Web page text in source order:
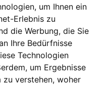
um Ihnen ein
Erlebnis zu
die Werbung, die Sie
Ihre Bedürfnisse
Technologien
um Ergebnisse
zu verstehen, woher
BLO24.at werben?
(0)664 2226600